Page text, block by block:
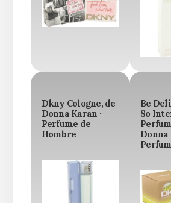
Dkny Cologne, de
Donna Karan ·
Perfume de
Hombre
Be
So
Donna